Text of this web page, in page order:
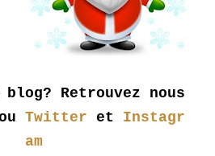
Retrouvez nous
Twitter et Instagr
am